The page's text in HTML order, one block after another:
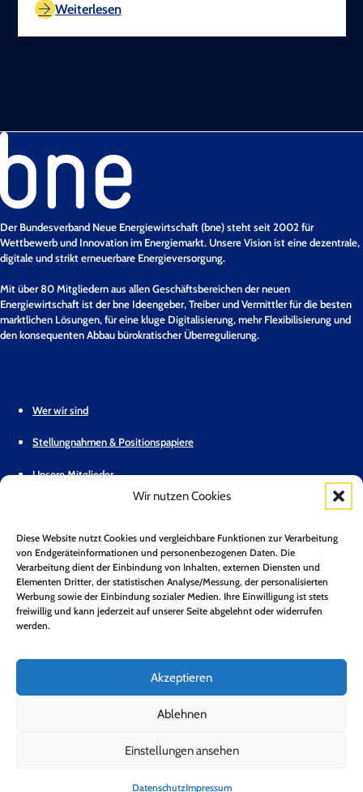
Wir nutzen Cookies
Diese Website nutzt Cookies und vergleichbare Funktionen zur Verarbeitung
von Endgeräteinformationen und personenbezogenen Daten. Die
Verarbeitung dient der Einbindung von Inhalten, externen Diensten und
Elementen Dritter, der statistischen Analyse/Messung, der personalisierten
Werbung sowie der Einbindung sozialer Medien. Ihre Einwilligung ist stets
freiwillig und kann jederzeit auf unserer Seite abgelehnt oder widerrufen
werden.
Akzeptieren
Ablehnen
Einstellungen ansehen
DatenschutzImpressum
Weiterlesen
Der Bundesverband Neue Energiewirtschaft (bne) steht seit 2002 für
Wettbewerb und Innovation im Energiemarkt. Unsere Vision ist eine dezentrale,
digitale und strikt erneuerbare Energieversorgung.
Mit über 80 Mitgliedern aus allen Geschäftsbereichen der neuen
Energiewirtschaft ist der bne Ideengeber, Treiber und Vermittler für die besten
marktlichen Lösungen, für eine kluge Digitalisierung, mehr Flexibilisierung und
den konsequenten Abbau bürokratischer Überregulierung.
Wer wir sind
Stellungnahmen & Positionspapiere
Unsere Mitglieder
Pressemitteilungen
Mitglied werden
Kontakt
Folge uns auf Youtube
Folge uns auf Bluesky